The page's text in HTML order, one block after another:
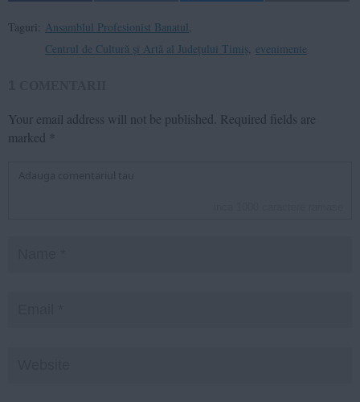
Taguri: Ansamblul Profesionist Banatul
Centrul de Cultură și Artă al Județului Timiș evenimente
Your email address will not be published. Required fields are
marked *